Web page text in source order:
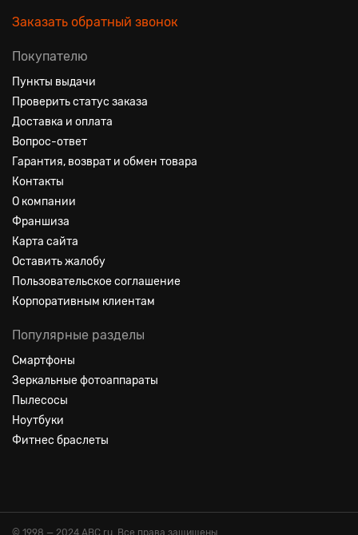
Заказать обратный звонок
Покупателю
Пункты выдачи
Проверить статус заказа
Доставка и оплата
Вопрос-ответ
Гарантия, возврат и обмен товара
Контакты
О компании
Франшиза
Карта сайта
Оставить жалобу
Пользовательское соглашение
Корпоративным клиентам
Популярные разделы
Смартфоны
Зеркальные фотоаппараты
Пылесосы
Ноутбуки
Фитнес браслеты